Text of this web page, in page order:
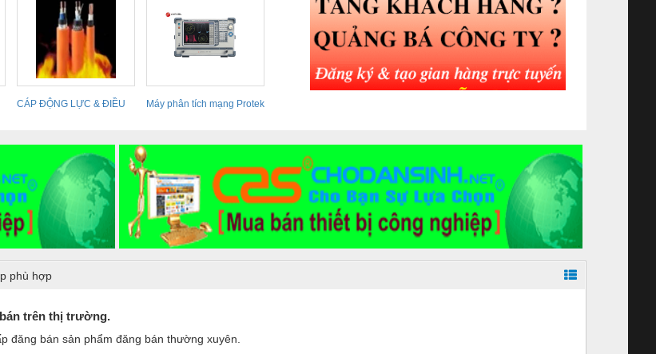
CÁP ĐỘNG LỰC & ĐIỀU
Máy phân tích mạng Protek
phù hợp
bán trên thị trường.
đăng bán sản phẩm đăng bán thường xuyên.